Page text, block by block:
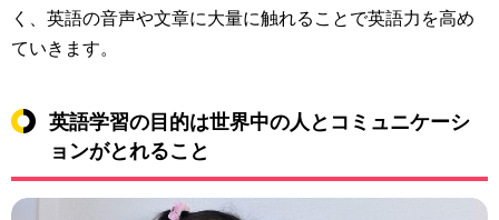
く、 英語の音声や文章に大量に触れる ことで英語力を高め
ていきます。
英語学習の目的は世界中の人とコミュニケーシ
ョンがとれること